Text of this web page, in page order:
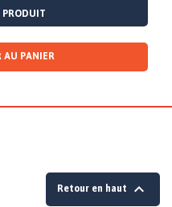
PRODUIT
AU PANIER
Retour en haut 